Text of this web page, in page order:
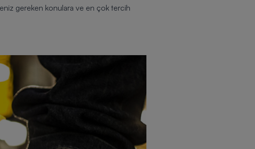
gereken konulara ve en çok tercih